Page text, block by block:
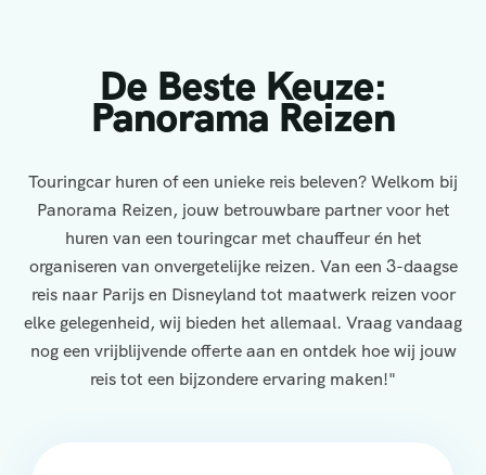
De Beste Keuze:
Panorama Reizen
Touringcar huren of een unieke reis beleven? Welkom bij
Panorama Reizen, jouw betrouwbare partner voor het
huren van een touringcar met chauffeur én het
organiseren van onvergetelijke reizen. Van een 3-daagse
reis naar Parijs en Disneyland tot maatwerk reizen voor
elke gelegenheid, wij bieden het allemaal. Vraag vandaag
nog een vrijblijvende offerte aan en ontdek hoe wij jouw
reis tot een bijzondere ervaring maken!"